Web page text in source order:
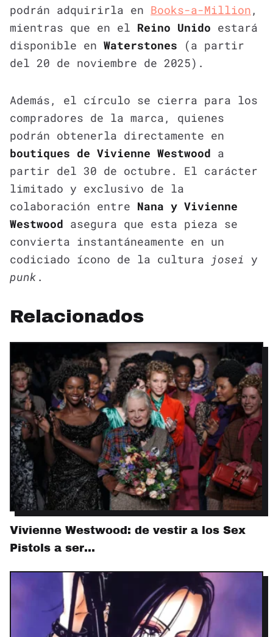
podrán adquirirla en Books-a-Million ,
mientras que en el Reino Unido estará
disponible en Waterstones (a partir
del 20 de noviembre de 2025).
Además, el círculo se cierra para los
compradores de la marca, quienes
podrán obtenerla directamente en
boutiques de Vivienne Westwood a
partir del 30 de octubre. El carácter
limitado y exclusivo de la
colaboración entre Nana y Vivienne
Westwood asegura que esta pieza se
convierta instantáneamente en un
codiciado ícono de la cultura
josei y
punk .
Relacionados
Vivienne Westwood: de vestir a los Sex
Pistols a ser…